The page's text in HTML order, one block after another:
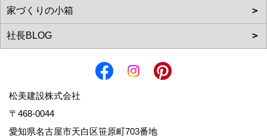
松美建設株式会社
〒468-0044
愛知県名古屋市天白区笹原町703番地